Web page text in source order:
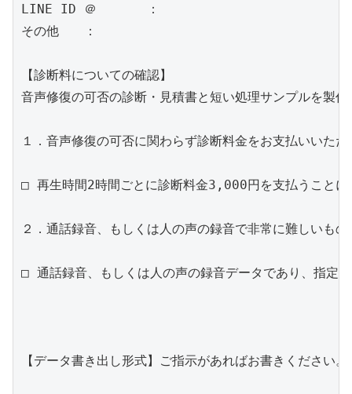
LINE ID ＠	：
その他	：
【診断料についての確認】
音声修復の可否の診断・見積書と短い処理サンプルを製
１．音声修復の可否に関わらず診断料金をお支払いいた
□ 再生時間2時間ごとに診断料金3,000円を支払うことに
２．通話録音、もしくは人の声の録音で非常に難しいも
□ 通話録音、もしくは人の声の録音データであり、指定
【データ書き出し形式】ご指示があればお書きください。